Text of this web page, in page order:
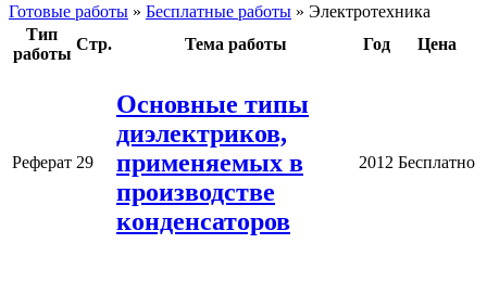
Готовые работы » Бесплатные работы » Электротехника
Тип
работы
Стр. Тема работы Год Цена
Реферат 29
Основные типы
диэлектриков,
применяемых в
производстве
конденсаторов
2012 Бесплатно